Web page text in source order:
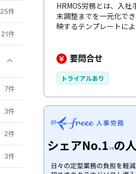
25件
21件
7件
3件
2件
3件
HRMOS労務とは、入
末調整までを一元化で
映するテンプレートに
連携で採用から労務・
要問合せ
トライアルあり